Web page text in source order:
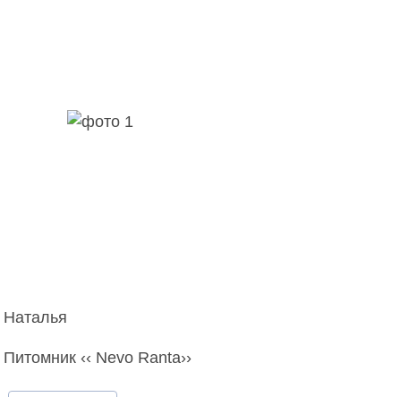
Наталья
Питомник ‹‹ Nevo Ranta››